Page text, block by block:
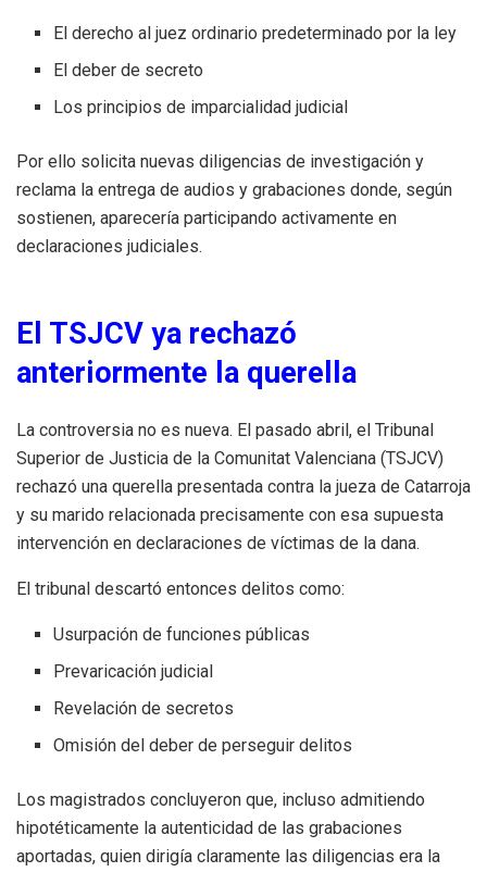
El derecho al juez ordinario predeterminado por la ley
El deber de secreto
Los principios de imparcialidad judicial
Por ello solicita nuevas diligencias de investigación y
reclama la entrega de audios y grabaciones donde, según
sostienen, aparecería participando activamente en
declaraciones judiciales.
El TSJCV ya rechazó
anteriormente la querella
La controversia no es nueva. El pasado abril, el Tribunal
Superior de Justicia de la Comunitat Valenciana (TSJCV)
rechazó una querella presentada contra la jueza de Catarroja
y su marido relacionada precisamente con esa supuesta
intervención en declaraciones de víctimas de la dana.
El tribunal descartó entonces delitos como:
Usurpación de funciones públicas
Prevaricación judicial
Revelación de secretos
Omisión del deber de perseguir delitos
Los magistrados concluyeron que, incluso admitiendo
hipotéticamente la autenticidad de las grabaciones
aportadas, quien dirigía claramente las diligencias era la